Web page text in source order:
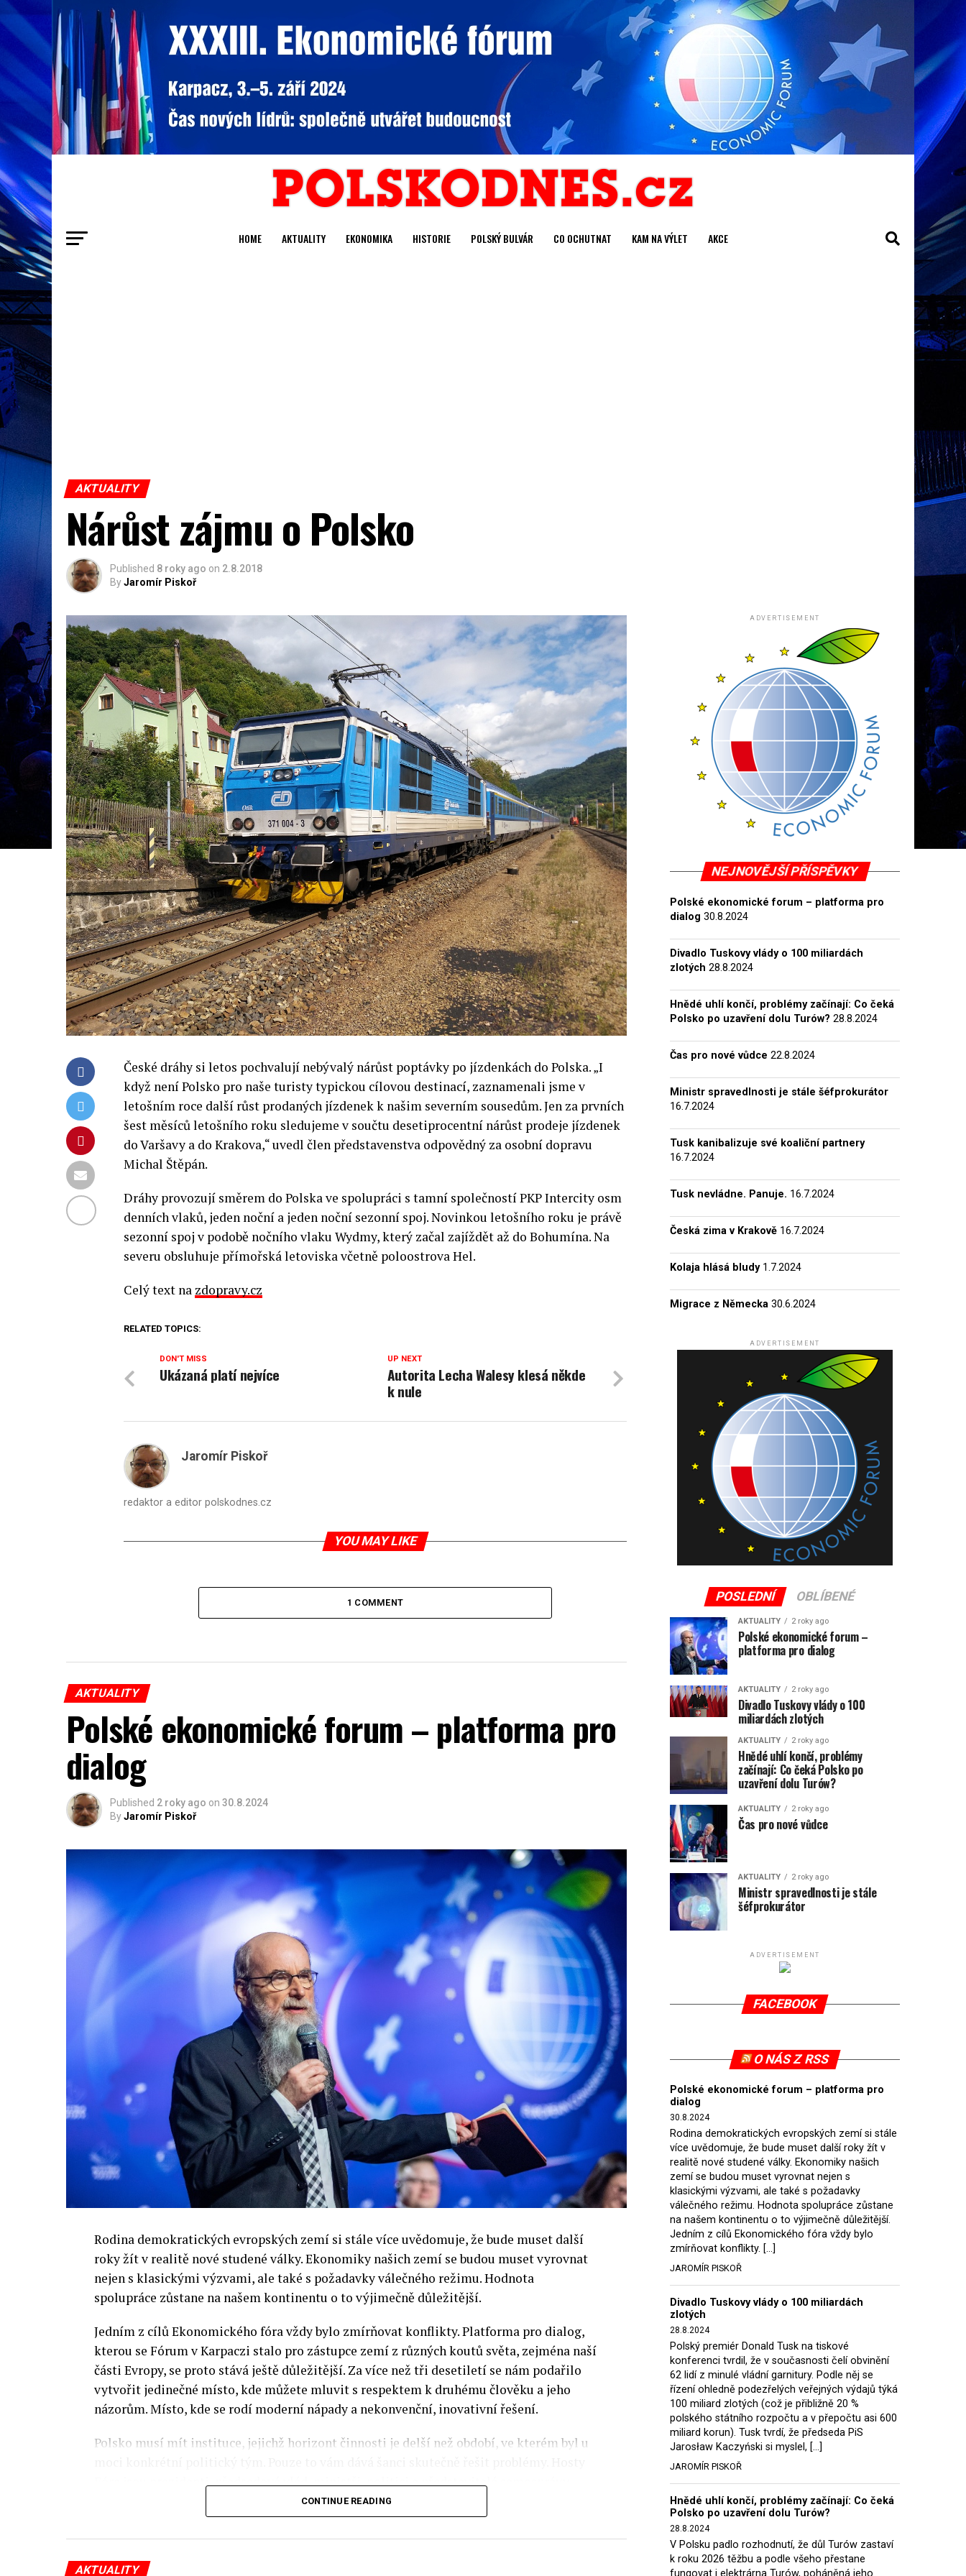
HOME AKTUALITY EKONOMIKA HISTORIE POLSKÝ BULVÁR CO OCHUTNAT KAM NA VÝLET AKCE
AKTUALITY
Nárůst zájmu o Polsko
Published 8 roky ago on 2.8.2018
ByJaromír Piskoř
České dráhy si letos pochvalují nebývalý nárůst poptávky po jízdenkách do Polska. „I
když není Polsko pro naše turisty typickou cílovou destinací, zaznamenali jsme v
letošním roce další růst prodaných jízdenek k našim severním sousedům. Jen za prvních
šest měsíců letošního roku sledujeme v součtu desetiprocentní nárůst prodeje jízdenek
do Varšavy a do Krakova,“ uvedl člen představenstva odpovědný za osobní dopravu
Michal Štěpán.
Dráhy provozují směrem do Polska ve spolupráci s tamní společností PKP Intercity osm
denních vlaků, jeden noční a jeden noční sezonní spoj. Novinkou letošního roku je právě
sezonní spoj v podobě nočního vlaku Wydmy, který začal zajíždět až do Bohumína. Na
severu obsluhuje přímořská letoviska včetně poloostrova Hel.
Celý text na zdopravy.cz
RELATED TOPICS:
UP NEXT
Autorita Lecha Walesy klesá někde
k nule
DON'T MISS
Ukázaná platí nejvíce
Jaromír Piskoř
redaktor a editor polskodnes.cz
YOU MAY LIKE
1 COMMENT
AKTUALITY
Polské ekonomické forum – platforma pro
dialog
Published 2 roky ago on 30.8.2024
ByJaromír Piskoř
Rodina demokratických evropských zemí si stále více uvědomuje, že bude muset další
roky žít v realitě nové studené války. Ekonomiky našich zemí se budou muset vyrovnat
nejen s klasickými výzvami, ale také s požadavky válečného režimu. Hodnota
spolupráce zůstane na našem kontinentu o to výjimečně důležitější.
Jedním z cílů Ekonomického fóra vždy bylo zmírňovat konflikty. Platforma pro dialog,
kterou se Fórum v Karpaczi stalo pro zástupce zemí z různých koutů světa, zejména naší
části Evropy, se proto stává ještě důležitější. Za více než tři desetiletí se nám podařilo
vytvořit jedinečné místo, kde můžete mluvit s respektem k druhému člověku a jeho
názorům. Místo, kde se rodí moderní nápady a nekonvenční, inovativní řešení.
Polsko musí mít instituce, jejichž horizont činnosti je delší než období, ve kterém byl u
Fóra jsou prezidenti, předsedové vlád, ministři, politici a představitelé samosprávy,
prezidenti korporací, lidé z kultury, renomovaní vědci, novináři a zástupci nevládních
CONTINUE READING
AKTUALITY
ADVERTISEMENT
NEJNOVĚJŠÍ PŘÍSPĚVKY
Polské ekonomické forum – platforma pro
dialog 30.8.2024
Divadlo Tuskovy vlády o 100 miliardách
zlotých 28.8.2024
Hnědé uhlí končí, problémy začínají: Co čeká
Polsko po uzavření dolu Turów? 28.8.2024
Čas pro nové vůdce 22.8.2024
Ministr spravedlnosti je stále šéfprokurátor
16.7.2024
Tusk kanibalizuje své koaliční partnery
16.7.2024
Tusk nevládne. Panuje. 16.7.2024
Česká zima v Krakově 16.7.2024
Kolaja hlásá bludy 1.7.2024
Migrace z Německa 30.6.2024
ADVERTISEMENT
POSLEDNÍ OBLÍBENÉ
AKTUALITY 2 roky ago
Polské ekonomické forum –
platforma pro dialog
AKTUALITY 2 roky ago
Divadlo Tuskovy vlády o 100
miliardách zlotých
AKTUALITY 2 roky ago
Hnědé uhlí končí, problémy
začínají: Co čeká Polsko po
uzavření dolu Turów?
AKTUALITY 2 roky ago
Čas pro nové vůdce
AKTUALITY 2 roky ago
Ministr spravedlnosti je stále
šéfprokurátor
ADVERTISEMENT
FACEBOOK
O NÁS Z RSS
Polské ekonomické forum – platforma pro
dialog
30.8.2024
Rodina demokratických evropských zemí si stále
více uvědomuje, že bude muset další roky žít v
realitě nové studené války. Ekonomiky našich
zemí se budou muset vyrovnat nejen s
klasickými výzvami, ale také s požadavky
válečného režimu. Hodnota spolupráce zůstane
na našem kontinentu o to výjimečně důležitější.
Jedním z cílů Ekonomického fóra vždy bylo
zmírňovat konflikty. […]
JAROMÍR PISKOŘ
Divadlo Tuskovy vlády o 100 miliardách
zlotých
28.8.2024
Polský premiér Donald Tusk na tiskové
konferenci tvrdil, že v současnosti čelí obvinění
62 lidí z minulé vládní garnitury. Podle něj se
řízení ohledně podezřelých veřejných výdajů týká
100 miliard zlotých (což je přibližně 20 %
polského státního rozpočtu a v přepočtu asi 600
miliard korun). Tusk tvrdí, že předseda PiS
Jarosław Kaczyński si myslel, […]
JAROMÍR PISKOŘ
Hnědé uhlí končí, problémy začínají: Co čeká
Polsko po uzavření dolu Turów?
28.8.2024
V Polsku padlo rozhodnutí, že důl Turów zastaví
k roku 2026 těžbu a podle všeho přestane
fungovat i elektrárna Turów, poháněná jeho